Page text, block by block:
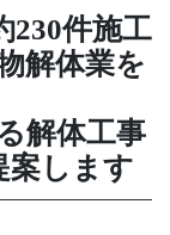
230件施工
解体業を
解体工事
案します